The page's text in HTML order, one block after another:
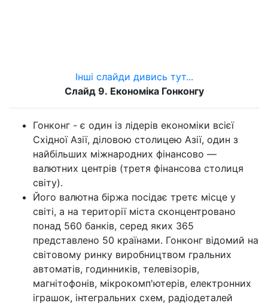
Інші слайди дивись тут...
Слайд 9. Економіка Гонконгу
Гонконг - є один із лідерів економіки всієї
Східної Азії, діловою столицею Азії, один з
найбільших міжнародних фінансово —
валютних центрів (третя фінансова столиця
світу).
Його валютна біржа посідає третє місце у
світі, а на території міста сконцентровано
понад 560 банків, серед яких 365
представлено 50 країнами. Гонконг відомий на
світовому ринку виробництвом гральних
автоматів, годинників, телевізорів,
магнітофонів, мікрокомп'ютерів, електронних
іграшок, інтегральних схем, радіодеталей